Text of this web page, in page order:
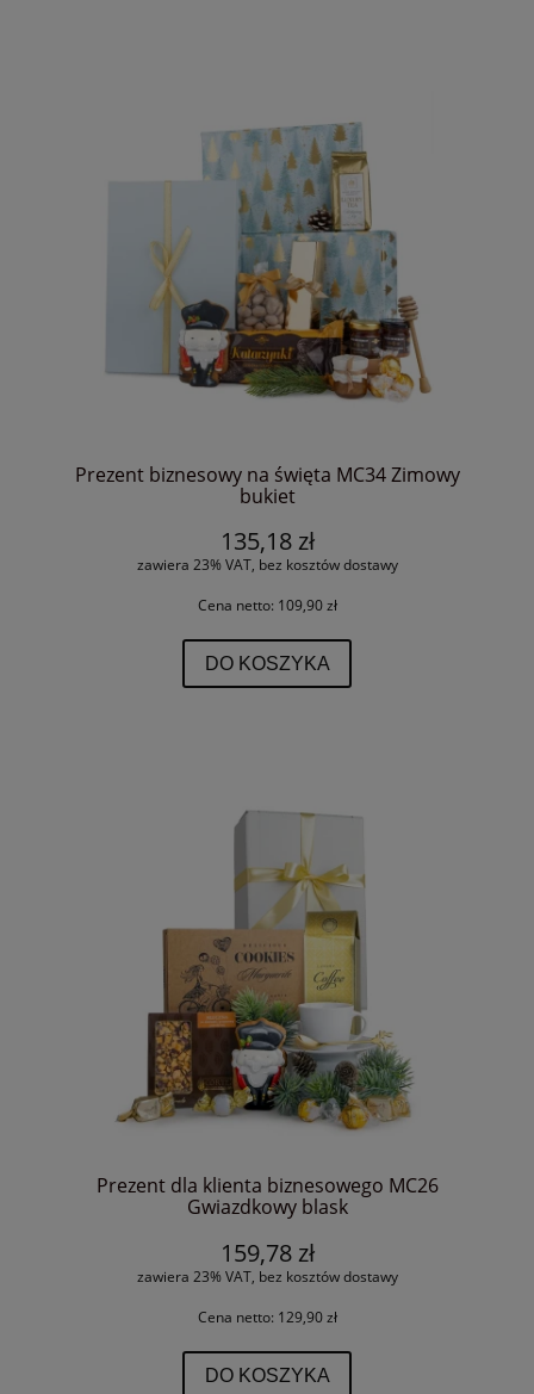
Prezent biznesowy na święta MC34 Zimowy
bukiet
135,18 zł
zawiera 23% VAT, bez kosztów dostawy
Cena netto: 109,90 zł
DO KOSZYKA
Prezent dla klienta biznesowego MC26
Gwiazdkowy blask
159,78 zł
zawiera 23% VAT, bez kosztów dostawy
Cena netto: 129,90 zł
DO KOSZYKA